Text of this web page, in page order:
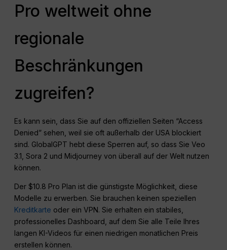
Pro weltweit ohne
regionale
Beschränkungen
zugreifen?
Es kann sein, dass Sie auf den offiziellen Seiten “Access
Denied” sehen, weil sie oft außerhalb der USA blockiert
sind. GlobalGPT hebt diese Sperren auf, so dass Sie Veo
3.1, Sora 2 und Midjourney von überall auf der Welt nutzen
können.
Der $10.8 Pro Plan ist die günstigste Möglichkeit, diese
Modelle zu erwerben. Sie brauchen keinen speziellen
Kreditkarte oder ein VPN. Sie erhalten ein stabiles,
professionelles Dashboard, auf dem Sie alle Teile Ihres
langen KI-Videos für einen niedrigen monatlichen Preis
erstellen können.